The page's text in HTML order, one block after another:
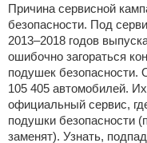
Причина сервисной
безопасности. Под
2013–2018 годов
ошибочно загораться
подушек безопасности.
105 405 автомобилей.
официальный сервис,
подушки безопасности
заменят). Узнать,